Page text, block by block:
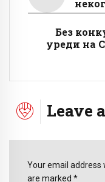
Без
уреди на
Leave
Your email address
are marked *